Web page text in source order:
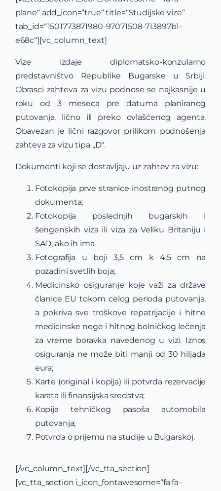
plane“ add_icon=“true“ title=“Studijske vize“
tab_id=“1501773871980-97071508-713897b1-
e68c“][vc_column_text]
Vize izdaje diplomatsko-konzularno
predstavništvo Republike Bugarske u Srbiji.
Obrasci zahteva za vizu podnose se najkasnije u
roku od 3 meseca pre datuma planiranog
putovanja, lično ili preko ovlašćenog agenta.
Obavezan je lični razgovor prilikom podnošenja
zahteva za vizu tipa „D“.
Dokumenti koji se dostavljaju uz zahtev za vizu:
Fotokopija prve stranice inostranog putnog
dokumenta;
Fotokopija poslednjih bugarskih i
šengenskih viza ili viza za Veliku Britaniju i
SAD, ako ih ima
Fotografija u boji 3,5 cm k 4,5 cm na
pozadini svetlih boja;
Medicinsko osiguranje koje važi za države
članice EU tokom celog perioda putovanja,
a pokriva sve troškove repatrijacije i hitne
medicinske nege i hitnog bolničkog lečenja
za vreme boravka navedenog u vizi. Iznos
osiguranja ne može biti manji od 30 hiljada
eura;
Karte (original i kopija) ili potvrda rezervacije
karata ili finansijska sredstva;
Kopija tehničkog pasoša automobila
putovanja;
Potvrda o prijemu na studije u Bugarskoj.
[/vc_column_text][/vc_tta_section]
[vc_tta_section i_icon_fontawesome=“fa fa-